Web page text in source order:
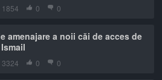
1854 0 0
amenajare a noii căi de acces de
3324 0 0